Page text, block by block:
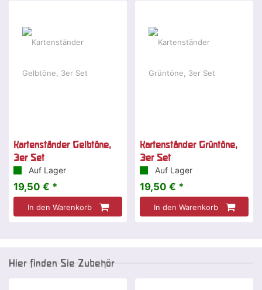
Kartenständer Gelbtöne,
3er Set
Auf Lager
19,50 € *
In den Warenkorb
Kartenständer Grüntöne,
3er Set
Auf Lager
19,50 € *
In den Warenkorb
Hier finden Sie Zubehör